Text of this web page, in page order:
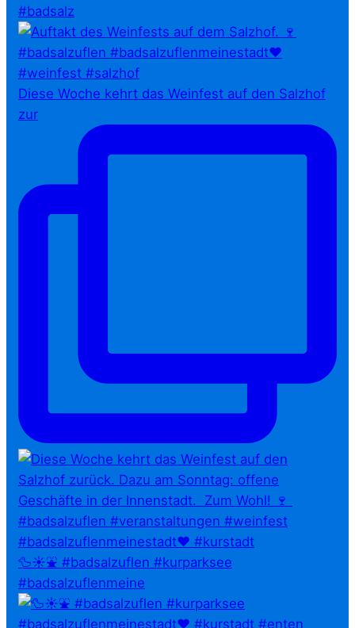
#badsalz
Diese Woche kehrt das Weinfest auf den Salzhof
zur
🦆☀️⛲ #badsalzuflen #kurparksee
#badsalzuflenmeine